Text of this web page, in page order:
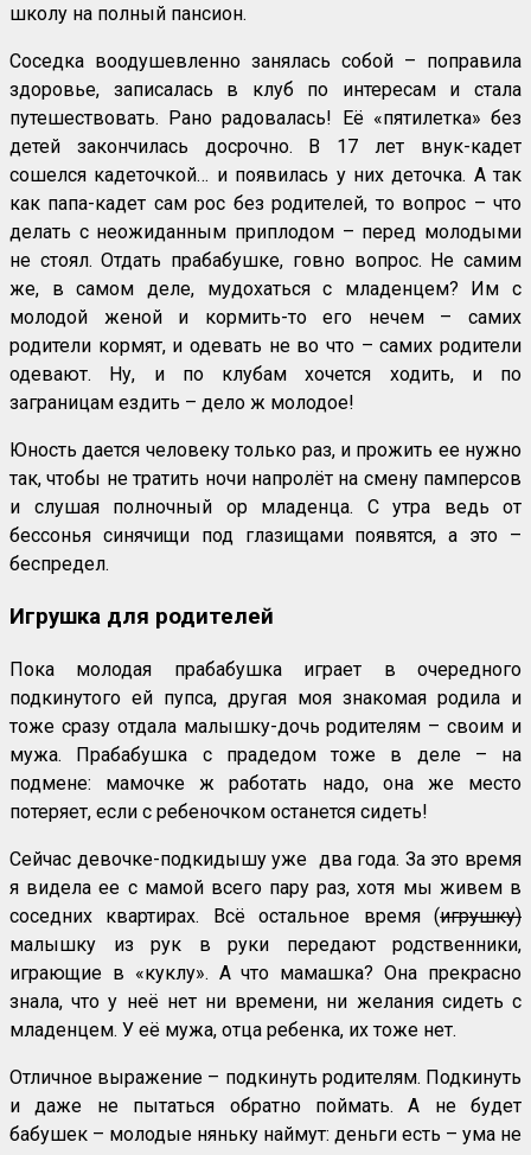
школу на полный пансион.
Соседка воодушевленно занялась собой – поправила
здоровье, записалась в клуб по интересам и стала
путешествовать. Рано радовалась! Её «пятилетка» без
детей закончилась досрочно. В 17 лет внук-кадет
сошелся кадеточкой… и появилась у них деточка. А так
как папа-кадет сам рос без родителей, то вопрос – что
делать с неожиданным приплодом – перед молодыми
не стоял. Отдать прабабушке, говно вопрос. Не самим
же, в самом деле, мудохаться с младенцем? Им с
молодой женой и кормить-то его нечем – самих
родители кормят, и одевать не во что – самих родители
одевают. Ну, и по клубам хочется ходить, и по
заграницам ездить – дело ж молодое!
Юность дается человеку только раз, и прожить ее нужно
так, чтобы не тратить ночи напролёт на смену памперсов
и слушая полночный ор младенца. С утра ведь от
бессонья синячищи под глазищами появятся, а это –
беспредел.
Игрушка для родителей
Пока молодая прабабушка играет в очередного
подкинутого ей пупса, другая моя знакомая родила и
тоже сразу отдала малышку-дочь родителям – своим и
мужа. Прабабушка с прадедом тоже в деле – на
подмене: мамочке ж работать надо, она же место
потеряет, если с ребеночком останется сидеть!
Сейчас девочке-подкидышу уже два года. За это время
я видела ее с мамой всего пару раз, хотя мы живем в
соседних квартирах. Всё остальное время (игрушку)
малышку из рук в руки передают родственники,
играющие в «куклу». А что мамашка? Она прекрасно
знала, что у неё нет ни времени, ни желания сидеть с
младенцем. У её мужа, отца ребенка, их тоже нет.
Отличное выражение – подкинуть родителям. Подкинуть
и даже не пытаться обратно поймать. А не будет
бабушек – молодые няньку наймут: деньги есть – ума не